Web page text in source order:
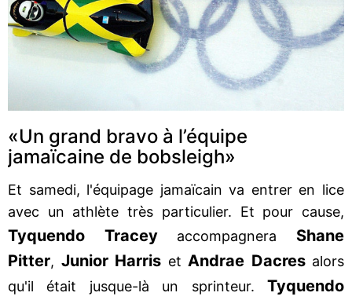
«Un grand bravo à l’équipe
jamaïcaine de bobsleigh»
Et samedi, l'équipage jamaïcain va entrer en lice
avec un athlète très particulier. Et pour cause,
Tyquendo Traceyaccompagnera Shane
Pitter, Junior Harris et Andrae Dacresalors
qu'il était jusque-là un sprinteur. Tyquendo